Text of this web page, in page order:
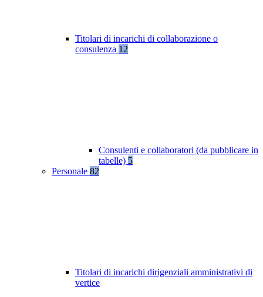
Titolari di incarichi di collaborazione o
consulenza 12
Consulenti e collaboratori (da pubblicare in
tabelle) 5
Personale 82
Titolari di incarichi dirigenziali amministrativi di
vertice